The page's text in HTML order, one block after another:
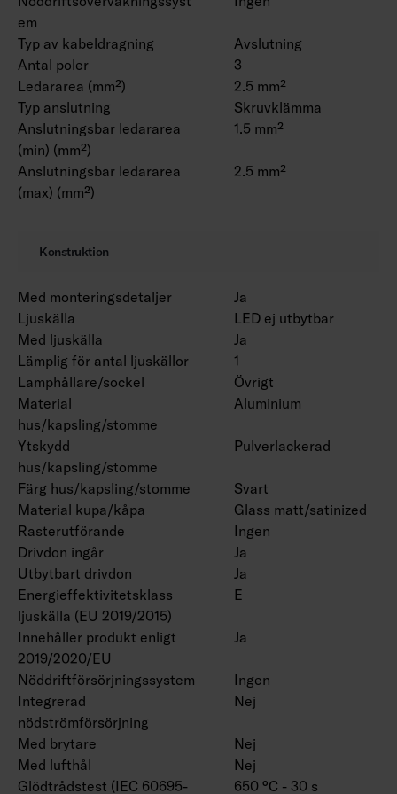
em
Typ av kabeldragning
Avslutning
Antal poler
3
Ledararea (mm²)
2.5 mm²
Typ anslutning
Skruvklämma
Anslutningsbar ledararea
(min) (mm²)
1.5 mm²
Anslutningsbar ledararea
(max) (mm²)
2.5 mm²
Konstruktion
Med monteringsdetaljer
Ja
Ljuskälla
LED ej utbytbar
Med ljuskälla
Ja
Lämplig för antal ljuskällor
1
Lamphållare/sockel
Övrigt
Material
hus/kapsling/stomme
Aluminium
Ytskydd
hus/kapsling/stomme
Pulverlackerad
Färg hus/kapsling/stomme
Svart
Material kupa/kåpa
Glass matt/satinized
Rasterutförande
Ingen
Drivdon ingår
Ja
Utbytbart drivdon
Ja
Energieffektivitetsklass
ljuskälla (EU 2019/2015)
E
Innehåller produkt enligt
2019/2020/EU
Ja
Nöddriftförsörjningssystem
Ingen
Integrerad
nödströmförsörjning
Nej
Med brytare
Nej
Med lufthål
Nej
Glödtrådstest (IEC 60695-
650 °C - 30 s